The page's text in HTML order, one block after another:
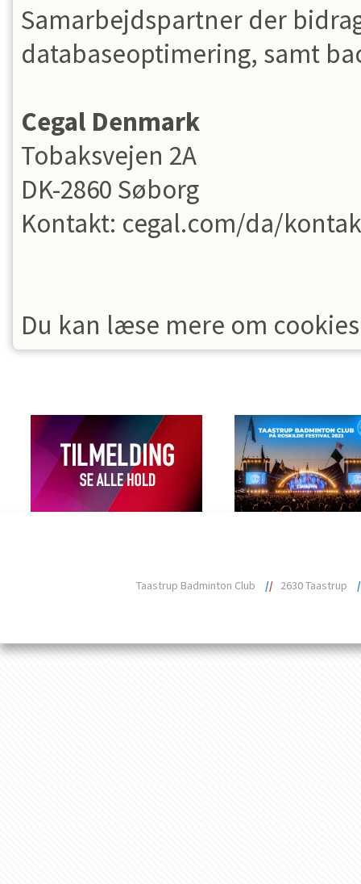
Samarbejdspartner der
databaseoptimering, samt
Cegal Denmark
Tobaksvejen 2A
DK-2860 Søborg
Kontakt: cegal.com/da/
Du kan læse mere om
Taastrup Badminton Club //2630 Taastrup /